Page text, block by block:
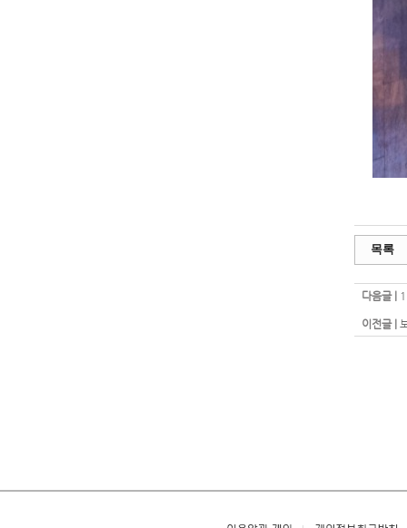
목록
다음글 |
이전글 |